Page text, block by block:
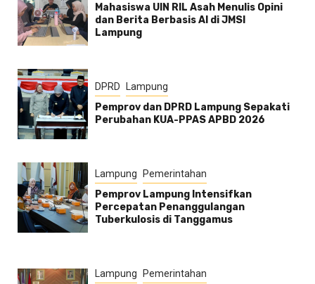
Mahasiswa UIN RIL Asah Menulis Opini
dan Berita Berbasis AI di JMSI
Lampung
DPRD Lampung
Pemprov dan DPRD Lampung Sepakati
Perubahan KUA-PPAS APBD 2026
Lampung Pemerintahan
Pemprov Lampung Intensifkan
Percepatan Penanggulangan
Tuberkulosis di Tanggamus
Lampung Pemerintahan